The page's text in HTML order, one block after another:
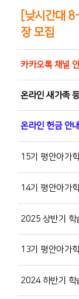
[낮시간대
장 모집
카카오톡 채널
온라인 새가족
온라인 헌금 안내
15기 평안아가
14기 평안아가
2025 상반기
13기 평안아가
2024 하반기